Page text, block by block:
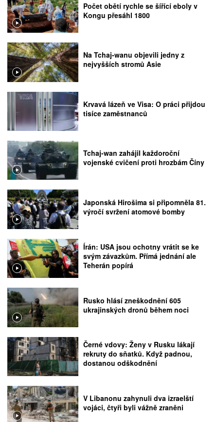
Počet obětí rychle se šířící eboly v
Kongu přesáhl 1800
Na Tchaj-wanu objevili jedny z
nejvyšších stromů Asie
Krvavá lázeň ve Visa: O práci přijdou
tisíce zaměstnanců
Tchaj-wan zahájil každoroční
vojenské cvičení proti hrozbám Číny
Japonská Hirošima si připomněla 81.
výročí svržení atomové bomby
Írán: USA jsou ochotny vrátit se ke
svým závazkům. Přímá jednání ale
Teherán popírá
Rusko hlásí zneškodnění 605
ukrajinských dronů během noci
Černé vdovy: Ženy v Rusku lákají
rekruty do sňatků. Když padnou,
dostanou odškodnění
V Libanonu zahynuli dva izraelští
vojáci, čtyři byli vážně zraněni